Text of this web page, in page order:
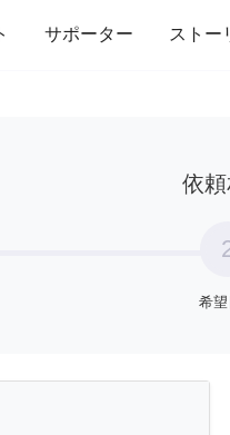
サポーター ストー
インテリア 趣味・習い事
依
希